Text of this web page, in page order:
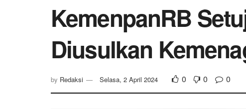
KemenpanRB
Diusulkan
by Redaksi Selasa, 2 April 2024 0 0 0